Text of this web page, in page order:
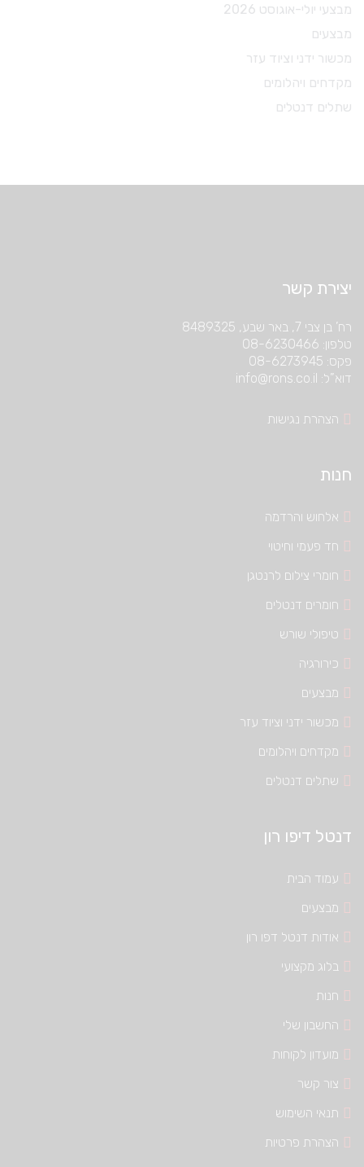
מבצעי יולי-אוגוסט 2026
מבצעים
מכשור ידני וציוד עזר
מקדחים ויהלומים
שתלים דנטלים
יצירת קשר
רח’ בן צבי 7, באר שבע, 8489325
טלפון: 08-6230466
פקס: 08-6273945
דוא”ל: info@rons.co.il
הצהרת נגישות
חנות
אלחוש והרדמה
חד פעמי וחיטוי
חומרי צילום לרנטגן
חומרים דנטלים
טיפולי שורש
כירורגיה
מבצעים
מכשור ידני וציוד עזר
מקדחים ויהלומים
שתלים דנטלים
דנטל דיפו רון
עמוד הבית
מבצעים
אודות דנטל דפו רון
בלוג מקצועי
חנות
החשבון שלי
מועדון לקוחות
צור קשר
תנאי השימוש
הצהרת פרטיות